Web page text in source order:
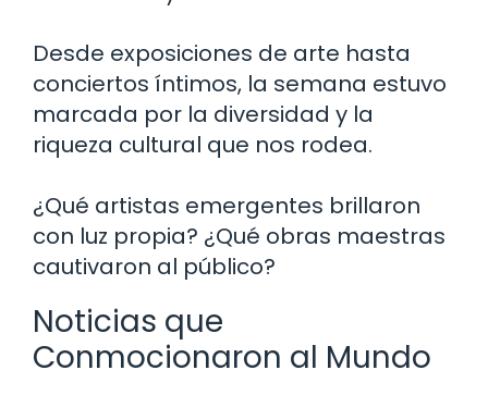
Desde exposiciones de arte hasta
conciertos íntimos, la semana estuvo
marcada por la diversidad y la
riqueza cultural que nos rodea.
¿Qué artistas emergentes brillaron
con luz propia? ¿Qué obras maestras
cautivaron al público?
Noticias que
Conmocionaron al Mundo